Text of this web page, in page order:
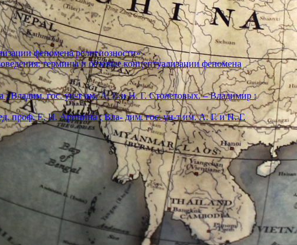
феномена религиозности»
термины и базовые концептуализации феномена
; Владим. гос. ун-т им. А. Г. и Н. Г. Столетовых. – Владимир :
проф. Е. И. Аринина ; Вла- дим. гос. ун-т им. А. Г. и Н. Г.